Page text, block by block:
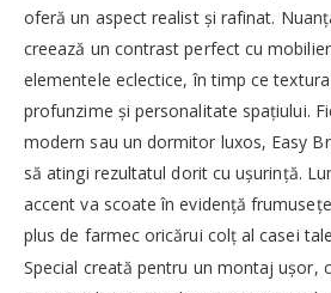
oferă un aspect realist și rafinat.
creează un contrast perfect cu
elementele eclectice, în timp ce
profunzime și personalitate spațiului.
modern sau un dormitor luxos, Easy
să atingi rezultatul dorit cu ușurință.
accent va scoate în evidență
plus de farmec oricărui colț al casei
Special creată pentru un montaj ușor,